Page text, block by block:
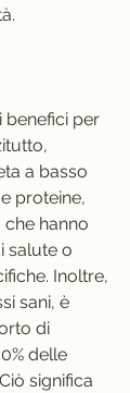
benefici per
a basso
proteine,
hanno
salute o
Inoltre,
sani, è
di
delle
significa